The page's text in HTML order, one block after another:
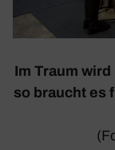
Im Traum
so braucht es